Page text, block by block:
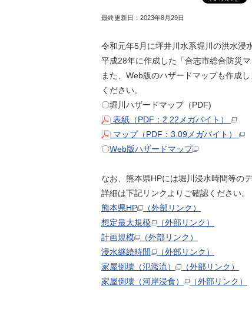
最終更新日： 2023年8月29日
令和元年5月に坪井川水系堀川の洪水浸
平成28年に作成した「合志市総合防災
また、Web版のハザードマップも作成
ください。
〇堀川ハザードマップ（PDF)
表紙（PDF：2.22メガバイト）
マップ（PDF：3.09メガバイト）
〇Web版ハザードマップ
なお、熊本県HPには堀川浸水時間等の
詳細は下記リンクよりご確認ください。
熊本県HP
（外部リンク）
想定最大規模
（外部リンク）
計画規模
（外部リンク）
浸水継続時間
（外部リンク）
家屋倒壊（氾濫流）
（外部リンク）
家屋倒壊（河岸浸食）
（外部リンク）